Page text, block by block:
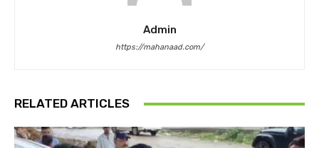
Admin
https://mahanaad.com/
RELATED ARTICLES